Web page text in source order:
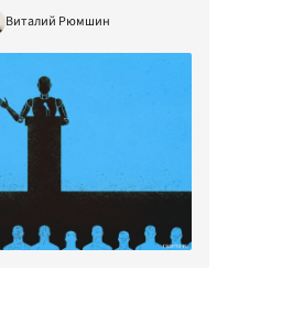
Виталий Рюмшин